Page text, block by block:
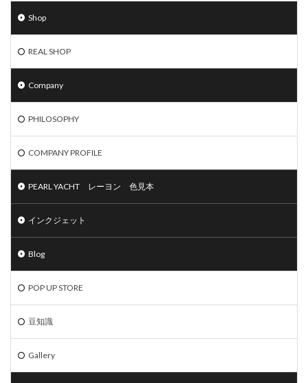
Shop
REAL SHOP
Company
PHILOSOPHY
COMPANY PROFILE
PEARL YACHT レーヨン 色見本
インクジェット
Blog
POP UP STORE
豆知識
Gallery